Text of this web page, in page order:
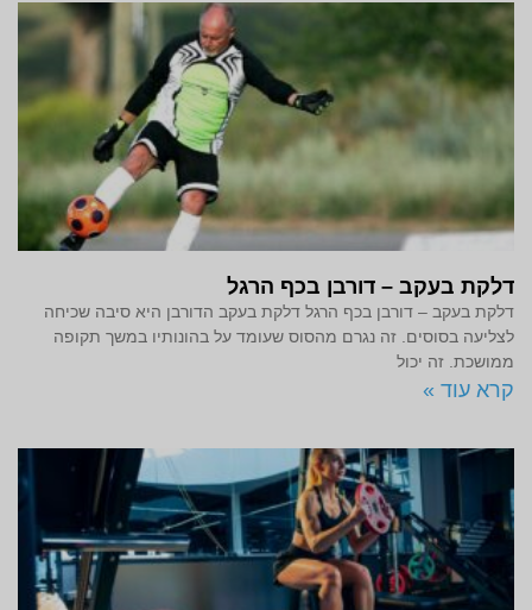
דלקת בעקב – דורבן בכף הרגל
דלקת בעקב – דורבן בכף הרגל דלקת בעקב הדורבן היא סיבה שכיחה
לצליעה בסוסים. זה נגרם מהסוס שעומד על בהונותיו במשך תקופה
ממושכת. זה יכול
קרא עוד »